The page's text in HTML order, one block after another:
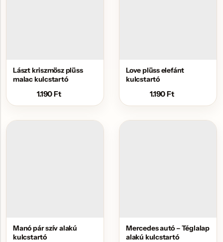
Lászt kriszmösz plüss
malac kulcstartó
1.190Ft
Love plüss elefánt
kulcstartó
1.190Ft
Manó pár szív alakú
kulcstartó
Mercedes autó – Téglalap
alakú kulcstartó